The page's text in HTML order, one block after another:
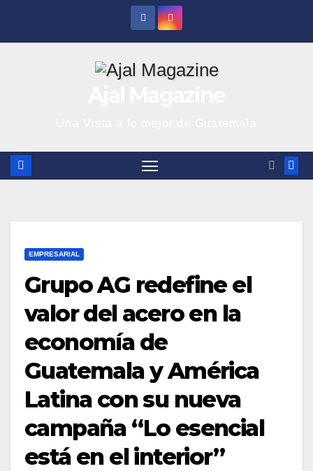
EMPRESARIAL
Grupo AG redefine el
valor del acero en la
economía de
Guatemala y América
Latina con su nueva
campaña “Lo esencial
está en el interior”